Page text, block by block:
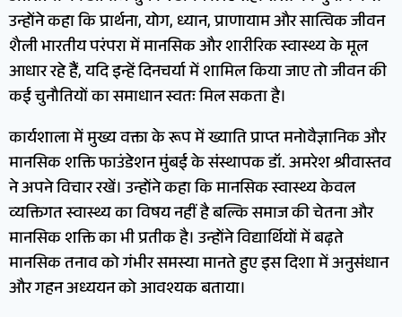
उन्होंने कहा कि प्रार्थना, योग, ध्यान, प्राणायाम और सात्विक जीवन
शैली भारतीय परंपरा में मानसिक और शारीरिक स्वास्थ्य के मूल
आधार रहे हैैं, यदि इन्हें दिनचर्या में शामिल किया जाए तो जीवन की
कई चुनौतियों का समाधान स्वतः मिल सकता है।
कार्यशाला में मुख्य वक्ता के रूप में ख्याति प्राप्त मनोवैज्ञानिक और
मानसिक शक्ति फाउंडेशन मुंबई के संस्थापक डॉ. अमरेश श्रीवास्तव
ने अपने विचार रखें। उन्होंने कहा कि मानसिक स्वास्थ्य केवल
व्यक्तिगत स्वास्थ्य का विषय नहीं है बल्कि समाज की चेतना और
मानसिक शक्ति का भी प्रतीक है। उन्होंने विद्यार्थियों में बढ़ते
मानसिक तनाव को गंभीर समस्या मानते हुए इस दिशा में अनुसंधान
और गहन अध्ययन को आवश्यक बताया।